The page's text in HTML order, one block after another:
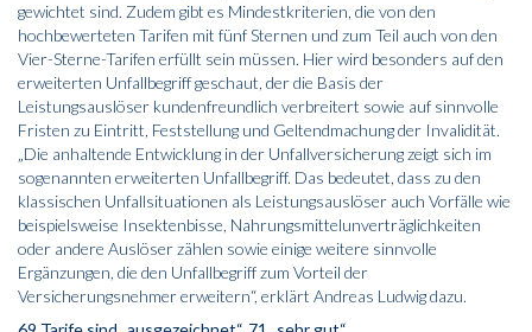
gewichtet sind. Zudem gibt es Mindestkriterien, die von den
hochbewerteten Tarifen mit fünf Sternen und zum Teil auch von den
Vier-Sterne-Tarifen erfüllt sein müssen. Hier wird besonders auf den
erweiterten Unfallbegriff geschaut, der die Basis der
Leistungsauslöser kundenfreundlich verbreitert sowie auf sinnvolle
Fristen zu Eintritt, Feststellung und Geltendmachung der Invalidität.
„Die anhaltende Entwicklung in der Unfallversicherung zeigt sich im
sogenannten erweiterten Unfallbegriff. Das bedeutet, dass zu den
klassischen Unfallsituationen als Leistungsauslöser auch Vorfälle wie
beispielsweise Insektenbisse, Nahrungsmittelunverträglichkeiten
oder andere Auslöser zählen sowie einige weitere sinnvolle
Ergänzungen, die den Unfallbegriff zum Vorteil der
Versicherungsnehmer erweitern“, erklärt Andreas Ludwig dazu.